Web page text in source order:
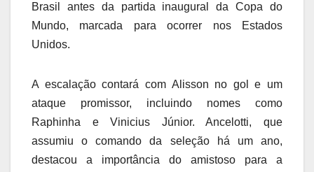
Brasil antes da partida inaugural da Copa do
Mundo, marcada para ocorrer nos Estados
Unidos.
A escalação contará com Alisson no gol e um
ataque promissor, incluindo nomes como
Raphinha e Vinicius Júnior. Ancelotti, que
assumiu o comando da seleção há um ano,
destacou a importância do amistoso para a